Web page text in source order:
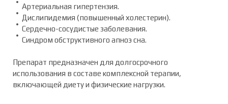
Артериальная гипертензия.
Дислипидемия (повышенный холестерин).
Сердечно-сосудистые заболевания.
Синдром обструктивного апноэ сна.
Препарат предназначен для долгосрочного
использования в составе комплексной терапии,
включающей диету и физические нагрузки.